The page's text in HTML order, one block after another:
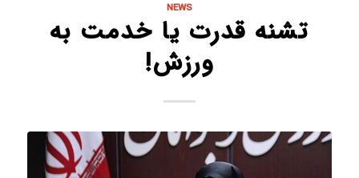
NEWS
تشنه قدرت یا خدمت به
ورزش!